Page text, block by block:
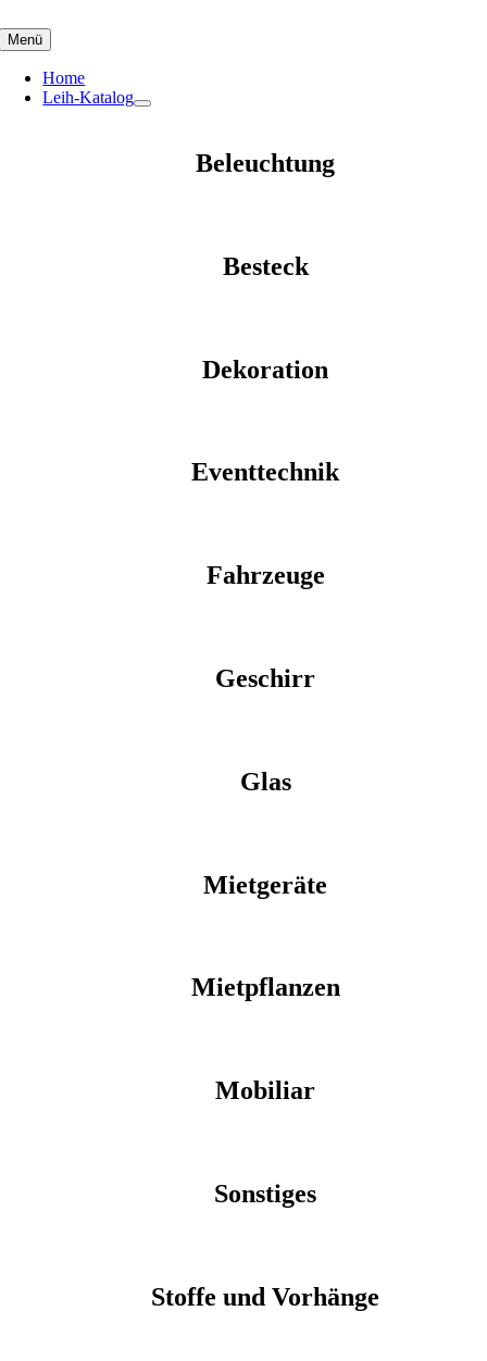
to
content
Menü
Home
Leih-Katalog
Beleuchtung
Besteck
Dekoration
Eventtechnik
Fahrzeuge
Geschirr
Glas
Mietgeräte
Mietpflanzen
Mobiliar
Sonstiges
Stoffe und Vorhänge